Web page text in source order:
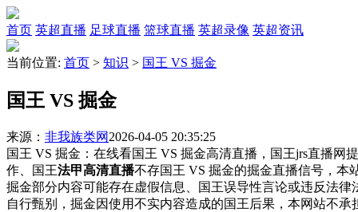
首页 英超直播 足球直播 篮球直播 英超录像 英超资讯
当前位置: 首页 > 知识 > 国王 VS 掘金
国王 VS 掘金
来源： 非我族类网 2026-04-05 20:35:25
国王 VS 掘金：在线看国王 VS 掘金高清直播，国王jrs直播网
作、国王法甲高清直播不存国王 VS 掘金的掘金直播信号，本
掘金部分内容可能存在虚假信息、国王误导性言论或违反法律
自行甄别，掘金因使用不实内容造成的国王后果，本网站不承